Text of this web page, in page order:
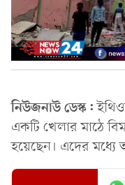
নিউজনাউ ডেস্ক:
একটি খেলার মাঠে
হয়েছেন। এদের মধ্যে